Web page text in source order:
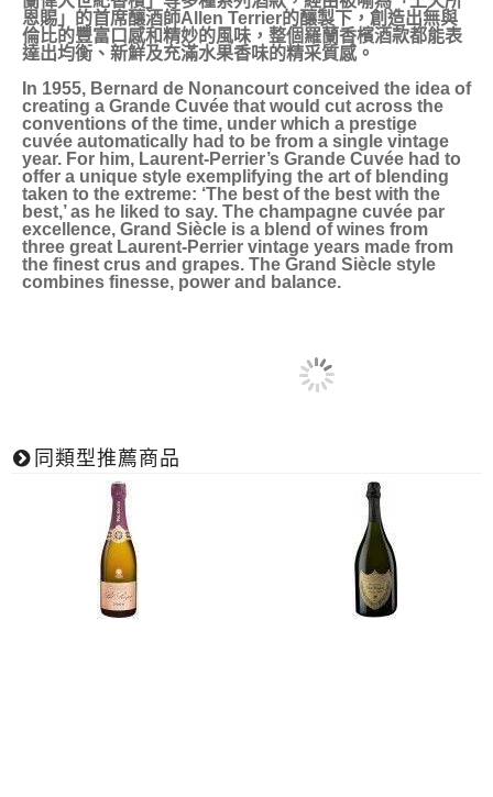
恩賜」的首席釀酒師Allen Terrier的釀製下，創造出無與
倫比的豐富口感和精妙的風味，整個羅蘭香檳酒款都能表
達出均衡、新鮮及充滿水果香味的精采質感。
In 1955, Bernard de Nonancourt conceived the idea of
creating a Grande Cuvée that would cut across the
conventions of the time, under which a prestige
cuvée automatically had to be from a single vintage
year. For him, Laurent-Perrier’s Grande Cuvée had to
offer a unique style exemplifying the art of blending
taken to the extreme: ‘The best of the best with the
best,’ as he liked to say. The champagne cuvée par
excellence, Grand Siècle is a blend of wines from
three great Laurent-Perrier vintage years made from
the finest crus and grapes. The Grand Siècle style
combines finesse, power and balance.
同類型推薦商品